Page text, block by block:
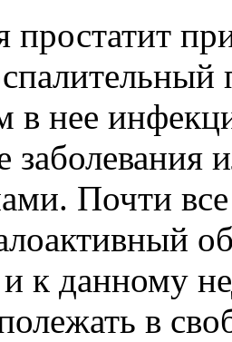
простатит
в нее
заболевания
Почти
к данному
в